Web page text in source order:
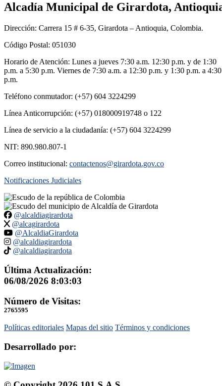
Alcadía Municipal de Girardota,
Dirección: Carrera 15 # 6-35, Girardota – Antioquia, Colombia.
Código Postal: 051030
Horario de Atención: Lunes a jueves 7:30 a.m. 12:30 p.m. y de 1:30
p.m. a 5:30 p.m. Viernes de 7:30 a.m. a 12:30 p.m. y 1:30 p.m. a 4:30
p.m.
Teléfono conmutador: (+57) 604 3224299
Línea Anticorrupción: (+57) 018000919748 o 122
Línea de servicio a la ciudadanía: (+57) 604 3224299
NIT: 890.980.807-1
Correo institucional: contactenos@girardota.gov.co
Notificaciones Judiciales
@alcaldiagirardota
@alcagirardota
@AlcaldiaGirardota
@alcaldiagirardota
@alcaldiagirardota
Última Actualización:
06/08/2026 8:03:03
Número de Visitas:
2765595
Políticas editoriales Mapas del sitio Términos y condiciones
Desarrollado por: